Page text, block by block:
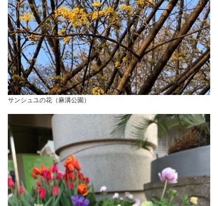
サンシュユの花（麻溝公園）